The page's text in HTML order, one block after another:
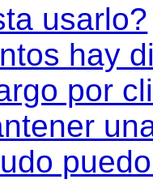
usarlo?
hay
por